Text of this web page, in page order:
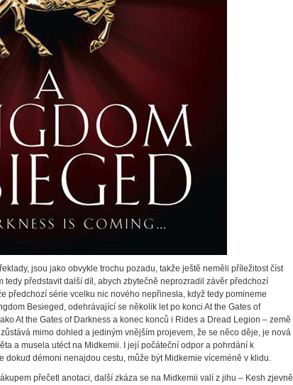
jsou jako obvykle trochu pozadu, takže ještě neměli příležitost číst
tedy představit další díl, abych zbytečně neprozradil závěr předchozí
předchozí série vcelku nic nového nepřinesla, když tedy pomineme
Besieged, odehrávající se několik let po konci At the Gates of
At the Gates of Darkness a konec konců i Rides a Dread Legion – země
mimo dohled a jediným vnějším projevem, že se něco děje, je nová
a musela utéct na Midkemii. I její počáteční odpor a pohrdání k
dokud démoni nenajdou cestu, může být Midkemie víceméně v klidu.
přečetl anotaci, další zkáza se na Midkemii valí z jihu – Kesh zjevně